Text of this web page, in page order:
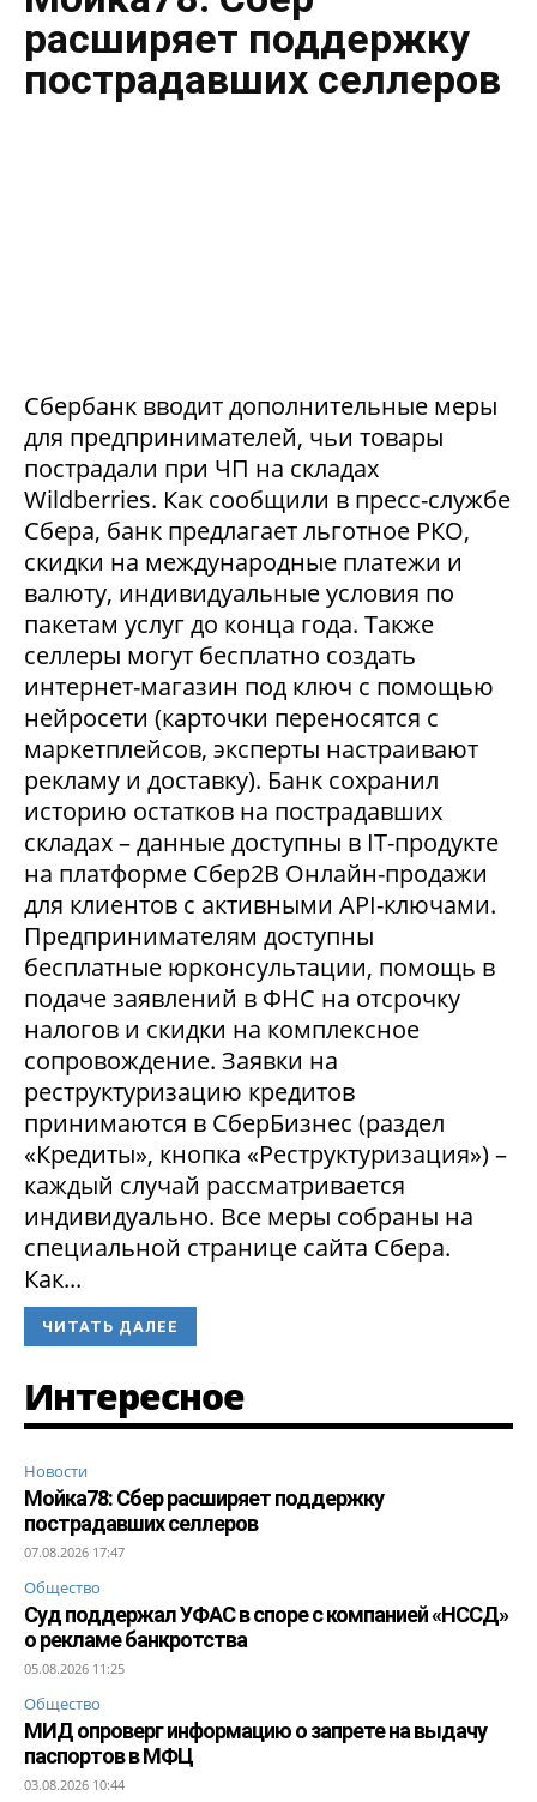
расширяет поддержку
пострадавших селлеров
Сбербанк вводит дополнительные меры
для предпринимателей, чьи товары
пострадали при ЧП на складах
Wildberries. Как сообщили в пресс-службе
Сбера, банк предлагает льготное РКО,
скидки на международные платежи и
валюту, индивидуальные условия по
пакетам услуг до конца года. Также
селлеры могут бесплатно создать
интернет-магазин под ключ с помощью
нейросети (карточки переносятся с
маркетплейсов, эксперты настраивают
рекламу и доставку). Банк сохранил
историю остатков на пострадавших
складах – данные доступны в IT-продукте
на платформе Сбер2В Онлайн-продажи
для клиентов с активными API-ключами.
Предпринимателям доступны
бесплатные юрконсультации, помощь в
подаче заявлений в ФНС на отсрочку
налогов и скидки на комплексное
сопровождение. Заявки на
реструктуризацию кредитов
принимаются в СберБизнес (раздел
«Кредиты», кнопка «Реструктуризация») –
каждый случай рассматривается
индивидуально. Все меры собраны на
специальной странице сайта Сбера.
Как...
ЧИТАТЬ ДАЛЕЕ
Интересное
Новости
Мойка78: Сбер расширяет поддержку
пострадавших селлеров
07.08.2026 17:47
Общество
Суд поддержал УФАС в споре с компанией «НССД»
о рекламе банкротства
05.08.2026 11:25
Общество
МИД опроверг информацию о запрете на выдачу
паспортов в МФЦ
03.08.2026 10:44